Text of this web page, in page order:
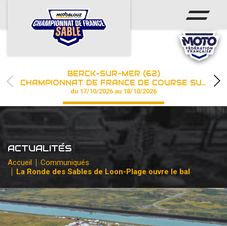
ACCUEIL
ACTUS
CHAMPIONNAT
RÉSULTATS
PHOTOS / WEB TV
PARTENAIRES
les engagements
BERCK-SUR-MER (62)
CHAMPIONNAT DE FRANCE DE COURSE SUR SABLE
du 17/10/2026 au 18/10/2026
ACTUALITÉS
Accueil
Communiqués
La Ronde des Sables de Loon-Plage ouvre le bal